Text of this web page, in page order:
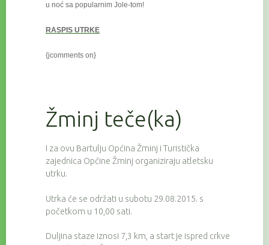
u noć sa popularnim Jole-tom!
RASPIS UTRKE
{jcomments on}
Žminj teče(ka)
I za ovu Bartulju Općina Žminj i Turistička
zajednica Općine Žminj organiziraju atletsku
utrku.
Utrka će se održati u subotu 29.08.2015. s
početkom u 10,00 sati.
Duljina staze iznosi 7,3 km, a start je ispred crkve